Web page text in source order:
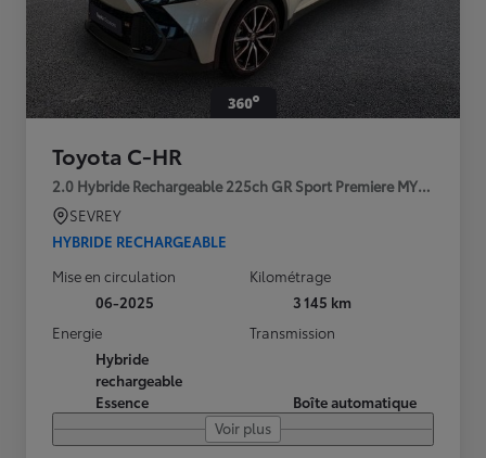
Toyota C-HR
2.0 Hybride Rechargeable 225ch GR Sport Premiere MY25
SEVREY
HYBRIDE RECHARGEABLE
Mise en circulation
06-2025
Kilométrage
3 145 km
Energie
Hybride
rechargeable
Essence
Transmission
Boîte automatique
Voir plus